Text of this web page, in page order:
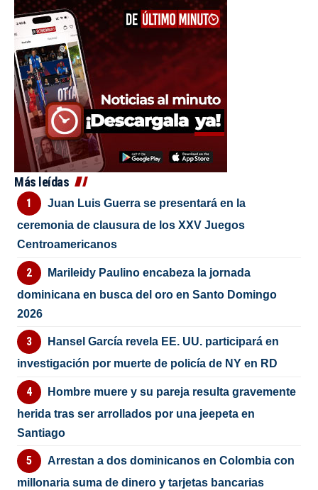
Más leídas
Juan Luis Guerra se presentará en la
ceremonia de clausura de los XXV Juegos
Centroamericanos
Marileidy Paulino encabeza la jornada
dominicana en busca del oro en Santo Domingo
2026
Hansel García revela EE. UU. participará en
investigación por muerte de policía de NY en RD
Hombre muere y su pareja resulta gravemente
herida tras ser arrollados por una jeepeta en
Santiago
Arrestan a dos dominicanos en Colombia con
millonaria suma de dinero y tarjetas bancarias